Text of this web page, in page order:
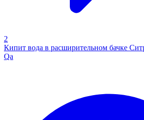
2
Кипит вода в расширительном бачке
Qa